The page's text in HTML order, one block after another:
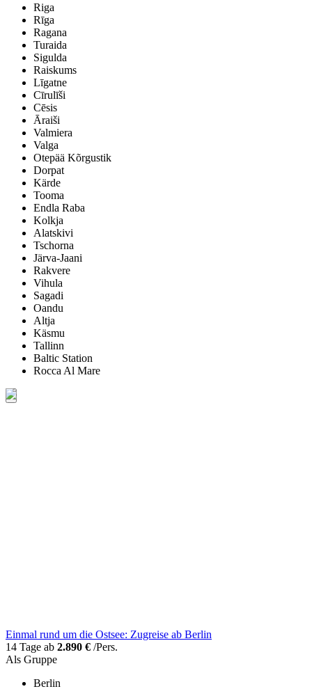
Riga
Rīga
Ragana
Turaida
Sigulda
Raiskums
Līgatne
Cīrulīši
Cēsis
Āraiši
Valmiera
Valga
Otepää Kõrgustik
Dorpat
Kärde
Tooma
Endla Raba
Kolkja
Alatskivi
Tschorna
Järva-Jaani
Rakvere
Vihula
Sagadi
Oandu
Altja
Käsmu
Tallinn
Baltic Station
Rocca Al Mare
Einmal rund um die Ostsee: Zugreise ab Berlin
14 Tage ab 2.890 € /Pers.
Als Gruppe
Berlin